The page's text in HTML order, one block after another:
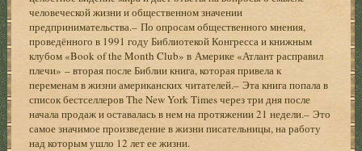
человеческой жизни и общественном значении
предпринимательства.– По опросам общественного мнения,
проведённого в 1991 году Библиотекой Конгресса и книжным
клубом «Book of the Month Club» в Америке «Атлант расправил
плечи» – вторая после Библии книга, которая привела к
переменам в жизни американских читателей.– Эта книга попала в
список бестселлеров The New York Times через три дня после
начала продаж и оставалась в нем на протяжении 21 недели.– Это
самое значимое произведение в жизни писательницы, на работу
над которым ушло 12 лет ее жизни.